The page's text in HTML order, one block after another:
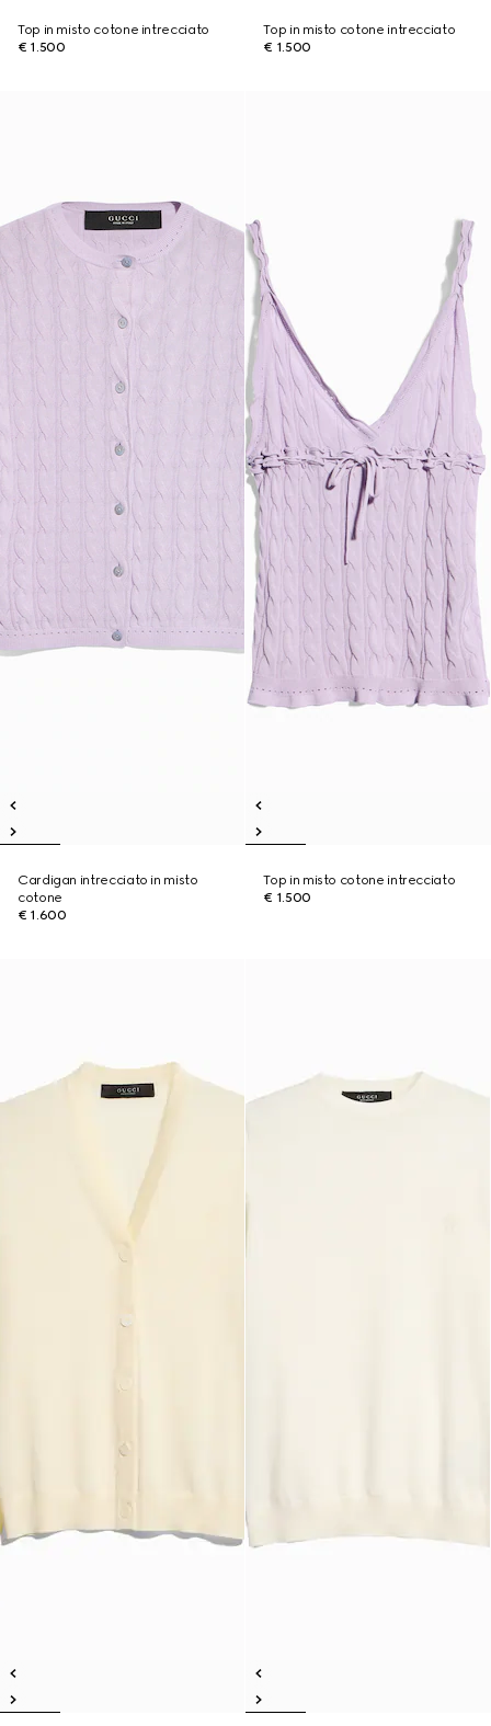
Top in misto cotone intrecciato
€ 1.500
Top in misto cotone intrecciato
€ 1.500
Cardigan intrecciato in misto
cotone
€ 1.600
Top in misto cotone intrecciato
€ 1.500